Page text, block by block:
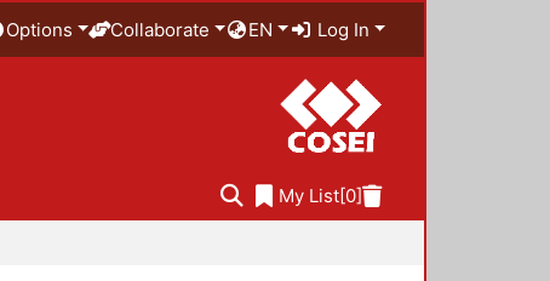
Options Collaborate EN Log In
My List[0]